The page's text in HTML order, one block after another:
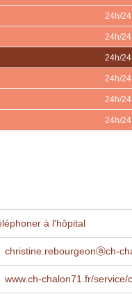
24h/24
24h/24
24h/24
24h/24
24h/24
24h/24
à l'hôpital
christine.rebourgeonⓐch-
www.ch-chalon71.fr/